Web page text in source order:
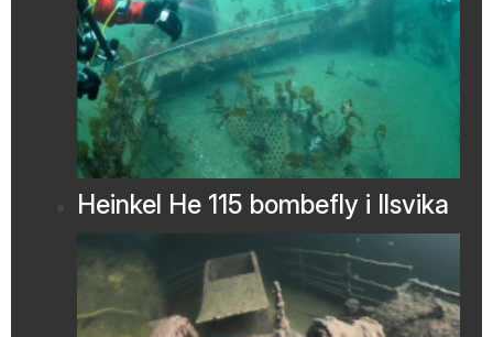
Heinkel He 115 bombefly i Ilsvika